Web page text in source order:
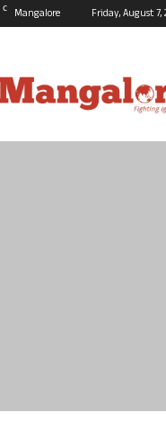
C Mangalore Friday, August 7,